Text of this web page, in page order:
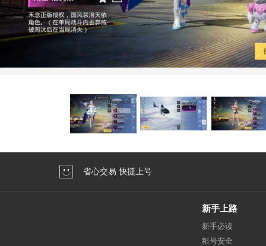
省心交易 快捷上号
新手上路
新手必读
租号安全